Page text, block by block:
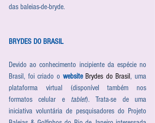
das baleias-de-bryde.
BRYDES DO BRASIL
Devido ao conhecimento incipiente da espécie no
Brasil, foi criado o website Brydes do Brasil, uma
plataforma virtual (disponível também nos
formatos celular e tablet). Trata-se de uma
iniciativa voluntária de pesquisadores do Projeto